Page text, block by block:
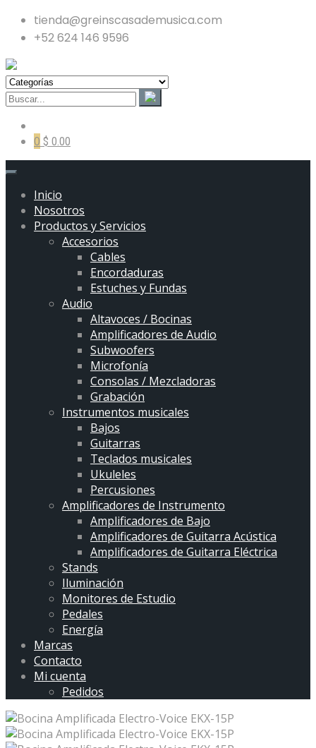
tienda@greinscasademusica.com
+52 624 146 9596
0 $ 0.00
Inicio
Nosotros
Productos y Servicios
Accesorios
Cables
Encordaduras
Estuches y Fundas
Audio
Altavoces / Bocinas
Amplificadores de Audio
Subwoofers
Microfonía
Consolas / Mezcladoras
Grabación
Instrumentos musicales
Bajos
Guitarras
Teclados musicales
Ukuleles
Percusiones
Amplificadores de Instrumento
Amplificadores de Bajo
Amplificadores de Guitarra Acústica
Amplificadores de Guitarra Eléctrica
Stands
Iluminación
Monitores de Estudio
Pedales
Energía
Marcas
Contacto
Mi cuenta
Pedidos